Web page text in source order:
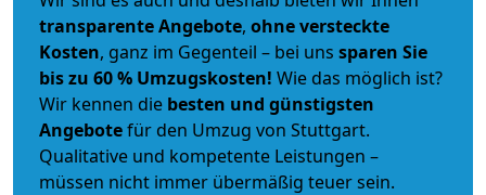
transparente Angebote, ohne versteckte
Kosten, ganz im Gegenteil – bei uns sparen Sie
bis zu 60 % Umzugskosten! Wie das möglich ist?
Wir kennen die besten und günstigsten
Angebotefür den Umzug von Stuttgart.
Qualitative und kompetente Leistungen –
müssen nicht immer übermäßig teuer sein.